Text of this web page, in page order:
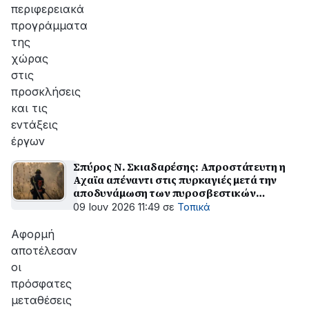
περιφερειακά
προγράμματα
της
χώρας
στις
προσκλήσεις
και τις
εντάξεις
έργων
Σπύρος Ν. Σκιαδαρέσης: Απροστάτευτη η
Αχαϊα απέναντι στις πυρκαγιές μετά την
αποδυνάμωση των πυροσβεστικών
υπηρεσιών
09 Ιουν 2026 11:49 σε Τοπικά
Αφορμή
αποτέλεσαν
οι
πρόσφατες
μεταθέσεις